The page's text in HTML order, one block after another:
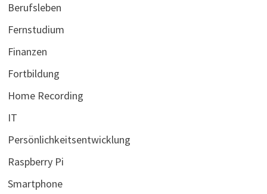
Berufsleben
Fernstudium
Finanzen
Fortbildung
Home Recording
IT
Persönlichkeitsentwicklung
Raspberry Pi
Smartphone